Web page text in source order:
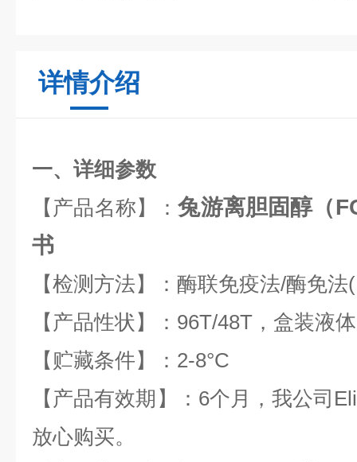
详情介绍
一、详细参数
【产品名称】：兔游离胆固醇（
书
【检测方法】：酶联免疫法/酶免法
【产品性状】： 96T/48T ，盒装液体
【贮藏条件】： 2-8°C
【产品有效期】：6个月，我公司
放心购买。